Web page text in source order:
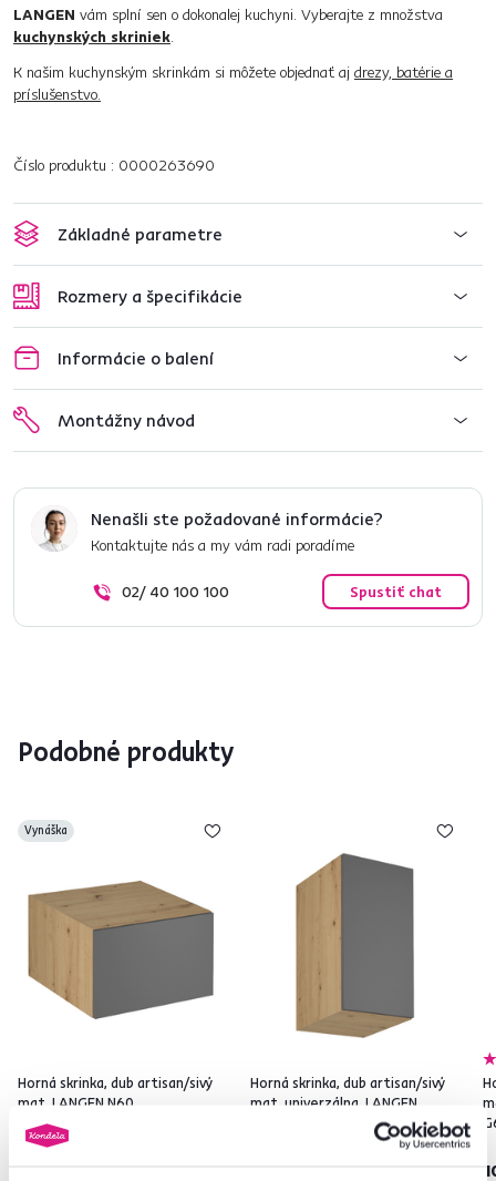
LANGEN vám splní sen o dokonalej kuchyni. Vyberajte z množstva
kuchynských skriniek.
K našim kuchynským skrinkám si môžete objednať aj drezy, batérie a
príslušenstvo.
Číslo produktu : 0000263690
Základné parametre
Rozmery a špecifikácie
Informácie o balení
Montážny návod
Nenašli ste požadované informácie?
Kontaktujte nás a my vám radi poradíme
02/ 40 100 100 Spustiť chat
Podobné produkty
Vynáška
Horná skrinka, dub artisan/sivý
mat, LANGEN N60
Horná skrinka, dub artisan/sivý
mat, univerzálna, LANGEN